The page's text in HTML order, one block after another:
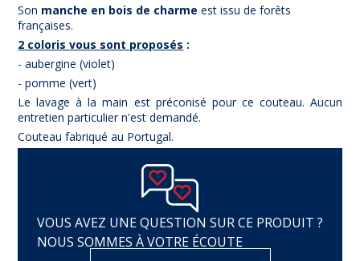
Son manche en bois de charmeest issu de forêts
françaises.
2 coloris vous sont proposés :
- aubergine (violet)
- pomme (vert)
Le lavage à la main est préconisé pour ce couteau. Aucun
entretien particulier n'est demandé.
Couteau fabriqué au Portugal.
VOUS AVEZ UNE QUESTION SUR CE PRODUIT ?
NOUS SOMMES À VOTRE ÉCOUTE